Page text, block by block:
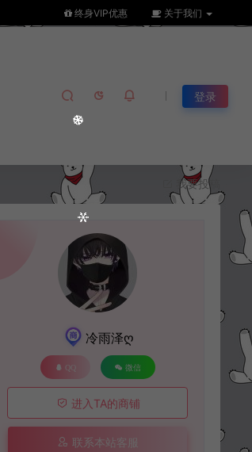
终身VIP优惠 关于我们
登录
我要投稿
冷雨泽ღ
QQ 微信
进入TA的商铺
联系本站客服